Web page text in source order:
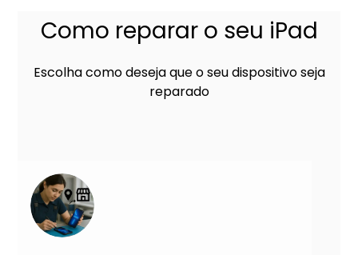
Como reparar o seu iPad
Escolha como deseja que o seu dispositivo seja
reparado